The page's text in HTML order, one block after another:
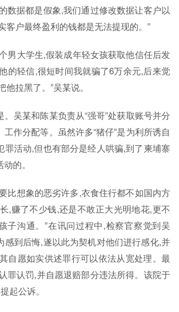
数据都是假象,我们通过修改数据让客户以
客户最终盈利的钱都是无法提现的。”
男大学生,假装成年轻女孩获取他信任后发
的轻信,很短时间我就骗了6万余元,后来觉
拉黑了。”吴某说。
吴某和陈某负责从“强哥”处获取账号并分
作分配等。虽然许多“猪仔”是为利所诱自
罪活动,但也有部分是经人哄骗,到了柬埔寨
的。
比想象的恶劣许多,衣食住行都不如国内方
,赚了不少钱,还是不敢正大光明地花,更不
子沟通。”在讯问过程中,检察官察觉到吴
感到后悔,遂以此为契机对他们进行感化,并
自愿如实供述罪行可以依法从宽处理。最
罪认罚,并自愿退赔部分违法所得。该院于
起公诉。